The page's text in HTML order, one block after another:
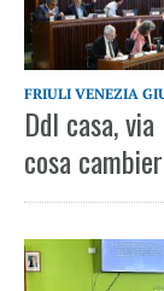
FRIULI VENEZIA
Ddl casa,
cosa